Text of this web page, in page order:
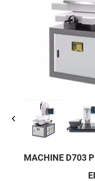
MACHINE D703